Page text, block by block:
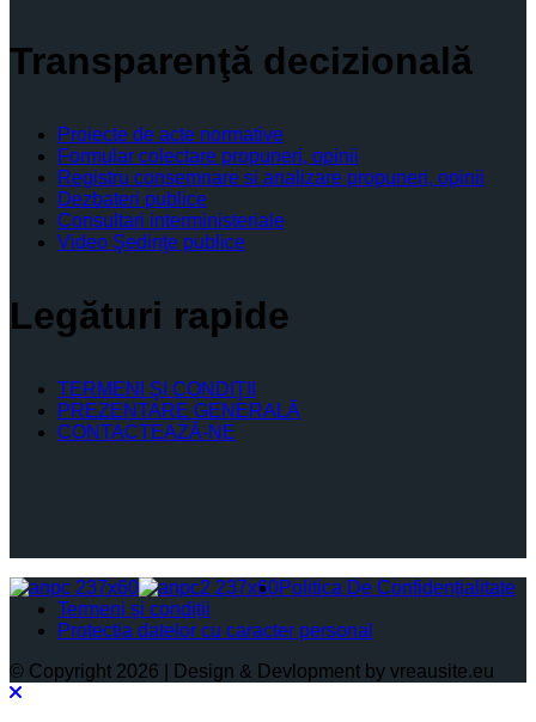
Transparenţă decizională
Proiecte de acte normative
Formular colectare propuneri, opinii
Registru consemnare si analizare propuneri, opinii
Dezbateri publice
Consultari interministeriale
Video Şedinţe publice
Legături rapide
TERMENI ŞI CONDIŢII
PREZENTARE GENERALĂ
CONTACTEAZĂ-NE
Politica De Confidențialitate
Termeni și condiții
Protectia datelor cu caracter personal
© Copyright 2026 | Design & Devlopment by vreausite.eu